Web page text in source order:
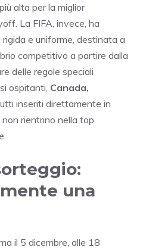
alta per la miglior
La FIFA, invece, ha
e uniforme, destinata a
competitivo a partire dalla
delle regole speciali
ospitanti, Canada,
inseriti direttamente in
rientrino nella top
una
il 5 dicembre, alle 18